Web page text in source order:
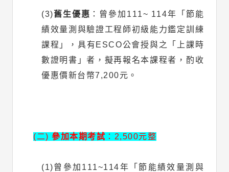
(3)舊生優惠 ：曾參加111~ 114年「節能
績效量測與驗證工程師初級能力鑑定訓練
課程」，具有ESCO公會授與之「上課時
數證明書」者，擬再報名本課程者，酌收
優惠價新台幣7,200元。
(二) 參加本期考試 ：2,500元整
(1)曾參加111~114年「節能績效量測與